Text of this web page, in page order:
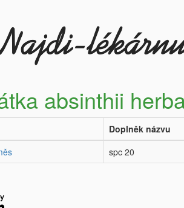
absinthii
Doplněk názvu
spc 20